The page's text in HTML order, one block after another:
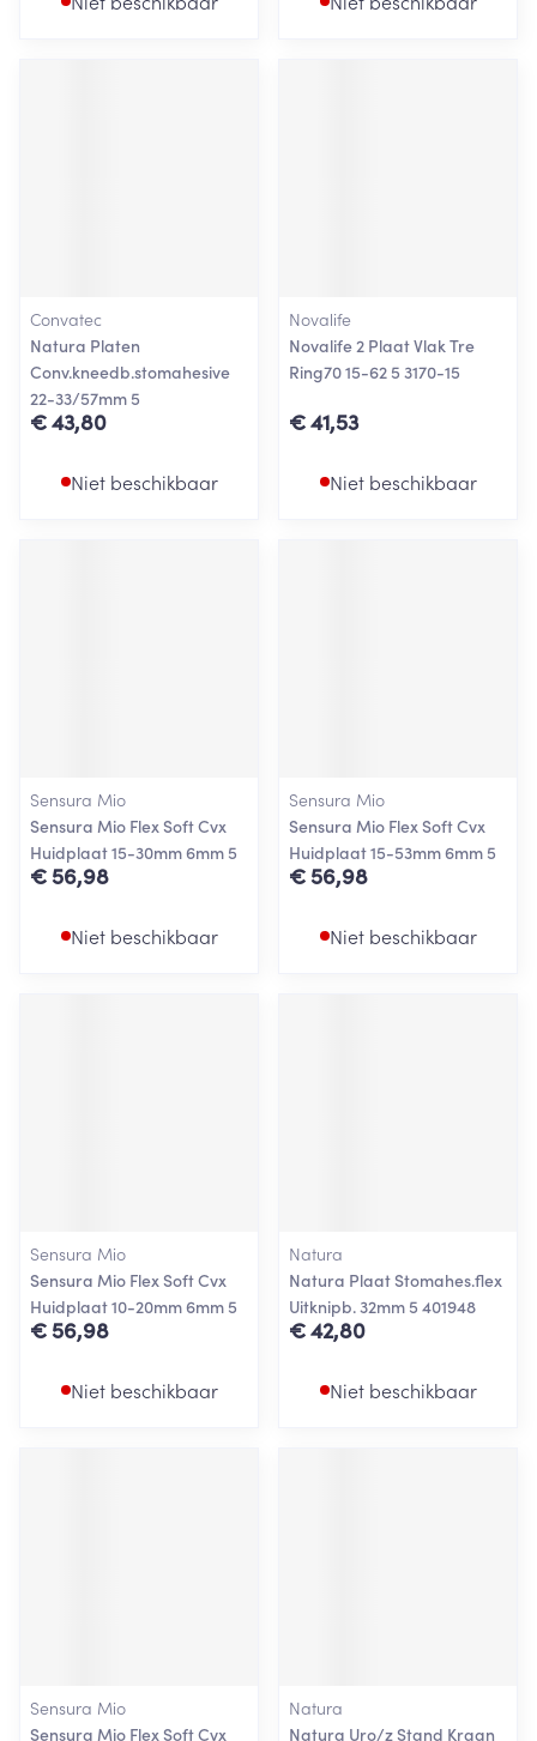
Convatec
Natura Platen
Conv.kneedb.stomahesive
22-33/57mm 5
€ 43,80
Niet beschikbaar
Novalife
Novalife 2 Plaat Vlak Tre
Ring70 15-62 5 3170-15
€ 41,53
Niet beschikbaar
Sensura Mio
Sensura Mio Flex Soft Cvx
Huidplaat 15-30mm 6mm 5
€ 56,98
Niet beschikbaar
Sensura Mio
Sensura Mio Flex Soft Cvx
Huidplaat 15-53mm 6mm 5
€ 56,98
Niet beschikbaar
Sensura Mio
Sensura Mio Flex Soft Cvx
Huidplaat 10-20mm 6mm 5
€ 56,98
Niet beschikbaar
Natura
Natura Plaat Stomahes.flex
Uitknipb. 32mm 5 401948
€ 42,80
Niet beschikbaar
Sensura Mio
Sensura Mio Flex Soft Cvx
Natura
Natura Uro/z Stand Kraan